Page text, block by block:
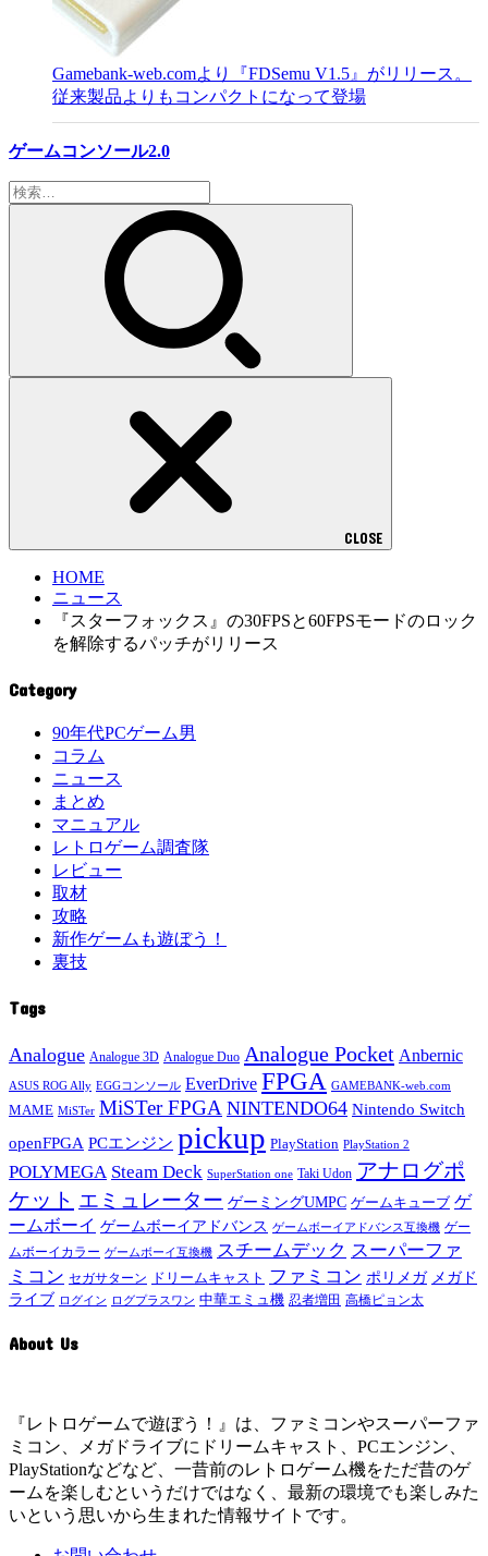
Gamebank-web.comより『FDSemu V1.5』がリリース。
従来製品よりもコンパクトになって登場
ゲームコンソール2.0
検
索:
CLOSE
HOME
ニュース
『スターフォックス』の30FPSと60FPSモードのロック
を解除するパッチがリリース
Category
90年代PCゲーム男
コラム
ニュース
まとめ
マニュアル
レトロゲーム調査隊
レビュー
取材
攻略
新作ゲームも遊ぼう！
裏技
Tags
Analogue Analogue 3D Analogue Duo Analogue Pocket Anbernic
ASUS ROG Ally EGGコンソール EverDrive FPGA GAMEBANK-web.com
MAME MiSTer MiSTer FPGA NINTENDO64 Nintendo Switch
openFPGA PCエンジン pickup PlayStation PlayStation 2
POLYMEGA Steam Deck SuperStation one Taki Udon アナログポ
ケット エミュレーター ゲーミングUMPC ゲームキューブ ゲ
ームボーイ ゲームボーイアドバンス ゲームボーイアドバンス互換機 ゲー
ムボーイカラー ゲームボーイ互換機 スチームデック スーパーファ
ミコン セガサターン ドリームキャスト ファミコン ポリメガ メガド
ライブ ログイン ログプラスワン 中華エミュ機 忍者増田 高橋ピョン太
About Us
『レトロゲームで遊ぼう！』は、ファミコンやスーパーファ
ミコン、メガドライブにドリームキャスト、PCエンジン、
PlayStationなどなど、一昔前のレトロゲーム機をただ昔のゲ
ームを楽しむというだけではなく、最新の環境でも楽しみた
いという思いから生まれた情報サイトです。